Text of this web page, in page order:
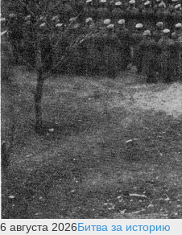
6 августа 2026Битва за историю